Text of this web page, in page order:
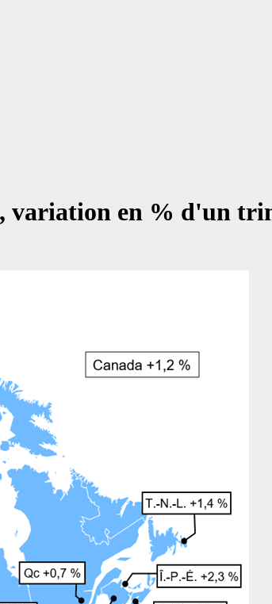
variation en % d'un